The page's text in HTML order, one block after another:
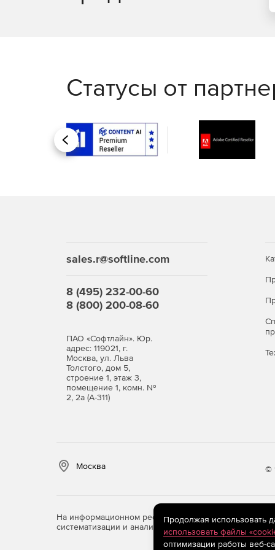
Поддержка генерации приложений
функций.
Поддержка отображения данных
Свободный доступ к программированию
Статусы от
Назад
sales.r@softline.com
8 (495) 232-00-60
8 (800) 200-08-60
ПАО «Софтлайн». Юр.
адрес: 119021, г.
Москва, ул. Льва
Толстого, дом 5,
строение 1, этаж 3,
помещение 1, комн. №
2, 2а (А-311)
Москва ©
На информационном ресурсе store.softline.ru
систематизации и анализа сведений, относящихся
Продолжая использовать
использовать файлы
оптимизации работы веб-